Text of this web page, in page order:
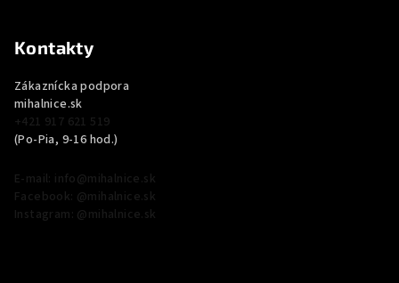
Kontakty
Zákaznícka podpora
mihalnice.sk
+421 917 621 519
(Po-Pia, 9-16 hod.)
E-mail: info@mihalnice.sk
Facebook: @mihalnice.sk
Instagram: @mihalnice.sk